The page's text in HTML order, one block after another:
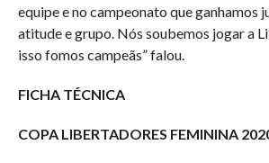
equipe e no campeonato que ganhamos
atitude e grupo. Nós soubemos jogar a
isso fomos campeãs” falou.
FICHA TÉCNICA
COPA LIBERTADORES FEMININA